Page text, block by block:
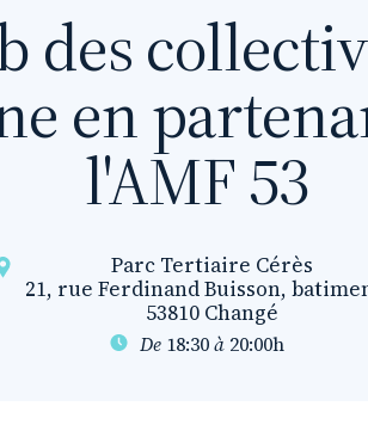
des
en
l'AMF 53
Parc Tertiaire Cérès
21, rue Ferdinand Buisson,
53810 Changé
De18:30à20:00h